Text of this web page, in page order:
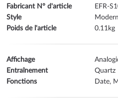
Fabricant N° d'article
EFR-
Style
Poids de l'article
0.11
Affichage
Entraînement
Quartz
Fonctions
Date,